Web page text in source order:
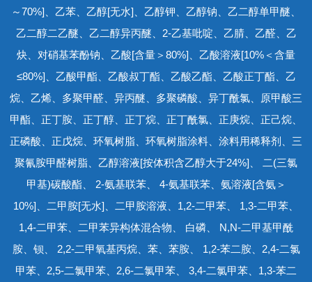
～70%]、乙苯、乙醇[无水]、乙醇钾、乙醇钠、乙二醇单甲醚、
乙二醇二乙醚、乙二醇异丙醚、2-乙基吡啶、乙腈、乙醛、乙
炔、对硝基苯酚钠、乙酸[含量＞80%]、乙酸溶液[10%＜含量
≤80%]、乙酸甲酯、乙酸叔丁酯、乙酸乙酯、乙酸正丁酯、乙
烷、乙烯、多聚甲醛、异丙醚、多聚磷酸、异丁酰氯、原甲酸三
甲酯、正丁胺、正丁醇、正丁烷、正丁酰氯、正庚烷、正己烷、
正磷酸、正戊烷、环氧树脂、环氧树脂涂料、涂料用稀释剂、三
聚氰胺甲醛树脂、乙醇溶液[按体积含乙醇大于24%]、 二(三氯
甲基)碳酸酯、 2-氨基联苯、 4-氨基联苯、氨溶液[含氨＞
10%]、二甲胺[无水]、二甲胺溶液、1,2-二甲苯、 1,3-二甲苯、
1,4-二甲苯、二甲苯异构体混合物、 白磷、 N,N-二甲基甲酰
胺、钡、 2,2-二甲氧基丙烷、苯、苯胺、 1,2-苯二胺、2,4-二氯
甲苯、2,5-二氯甲苯、2,6-二氯甲苯、 3,4-二氯甲苯、1,3-苯二